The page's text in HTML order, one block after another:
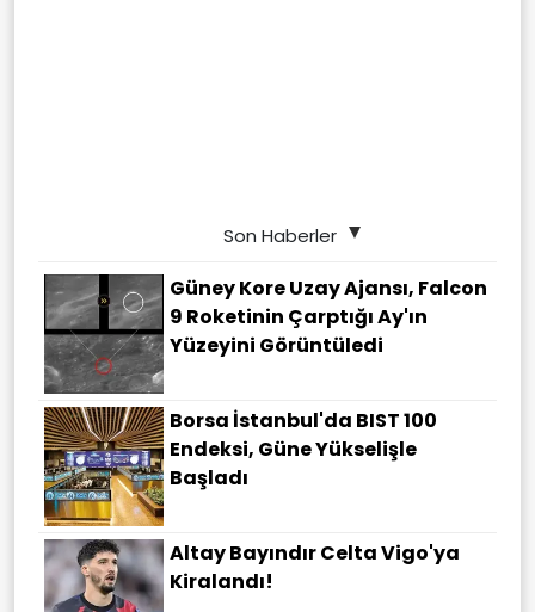
Son Haberler
Güney Kore Uzay Ajansı, Falcon
9 Roketinin Çarptığı Ay'ın
Yüzeyini Görüntüledi
Borsa İstanbul'da BIST 100
Endeksi, Güne Yükselişle
Başladı
Altay Bayındır Celta Vigo'ya
Kiralandı!